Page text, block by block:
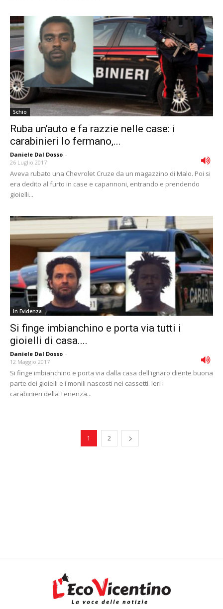
Schio
Ruba un’auto e fa razzie nelle case: i
carabinieri lo fermano,...
Daniele Dal Dosso -
26 Luglio 2017
Aveva rubato una Chevrolet Cruze da un magazzino di Malo. Poi si
era dedito al furto in case e capannoni, entrando e prendendo
gioielli...
In Evidenza
Si finge imbianchino e porta via tutti i
gioielli di casa....
Daniele Dal Dosso -
12 Maggio 2017
Si finge imbianchino e porta via dalla casa dell'ignaro cliente buona
parte dei gioielli e i monili nascosti nei cassetti. Ieri i
carabinieri della Tenenza...
1 2